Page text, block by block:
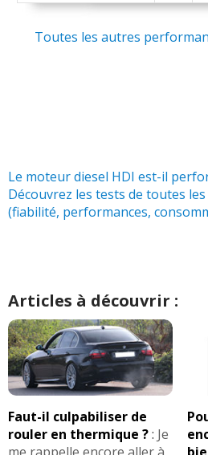
03/20
(0 )
16/20 2.0 HDi 110 ch
17/20
2.0 HDi 110 ch
Hydractive 3, 260
05/20 2.0 HDi 110 ch
-- /20
2.0 HDi 110 ch
(0 )
Toutes les autres
Le moteur diesel HDI est-il
Découvrez les tests de toutes
(fiabilité, performances,
Articles à découvrir :
Faut-il culpabiliser de
rouler en thermique ?: Je